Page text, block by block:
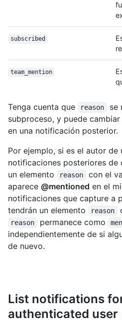
subscribed
team_mention
Tenga cuenta que reason
se
subproceso, y puede cambiar
en una notificación posterior.
Por ejemplo, si es el autor de
notificaciones posteriores de
un elemento
reason con el
aparece @mentioned en el
notificaciones que capture a
tendrán un elemento
reason
reason permanece como
independientemente de si
de nuevo.
List notifications
authenticated user